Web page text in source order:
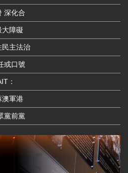
深化合
大障礙
民主法治
或口號
：
澳軍港
黨前黨